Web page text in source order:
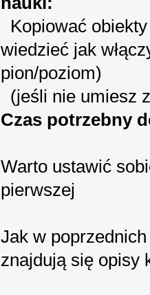
Kopiować
wiedzieć jak
pion/poziom)
(jeśli nie umiesz
Czas potrzebny
Warto ustawić
pierwszej
Jak w
znajdują się opisy